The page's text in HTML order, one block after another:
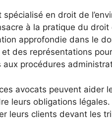
spécialisé en droit de
à la pratique du
approfondie dans le
et des représentations
aux procédures
avocats peuvent aider
leurs obligations
leurs clients devant les